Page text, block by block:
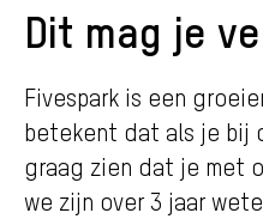
Dit mag je
Fivespark is een
betekent dat als je bij
graag zien dat je met
we zijn over 3 jaar